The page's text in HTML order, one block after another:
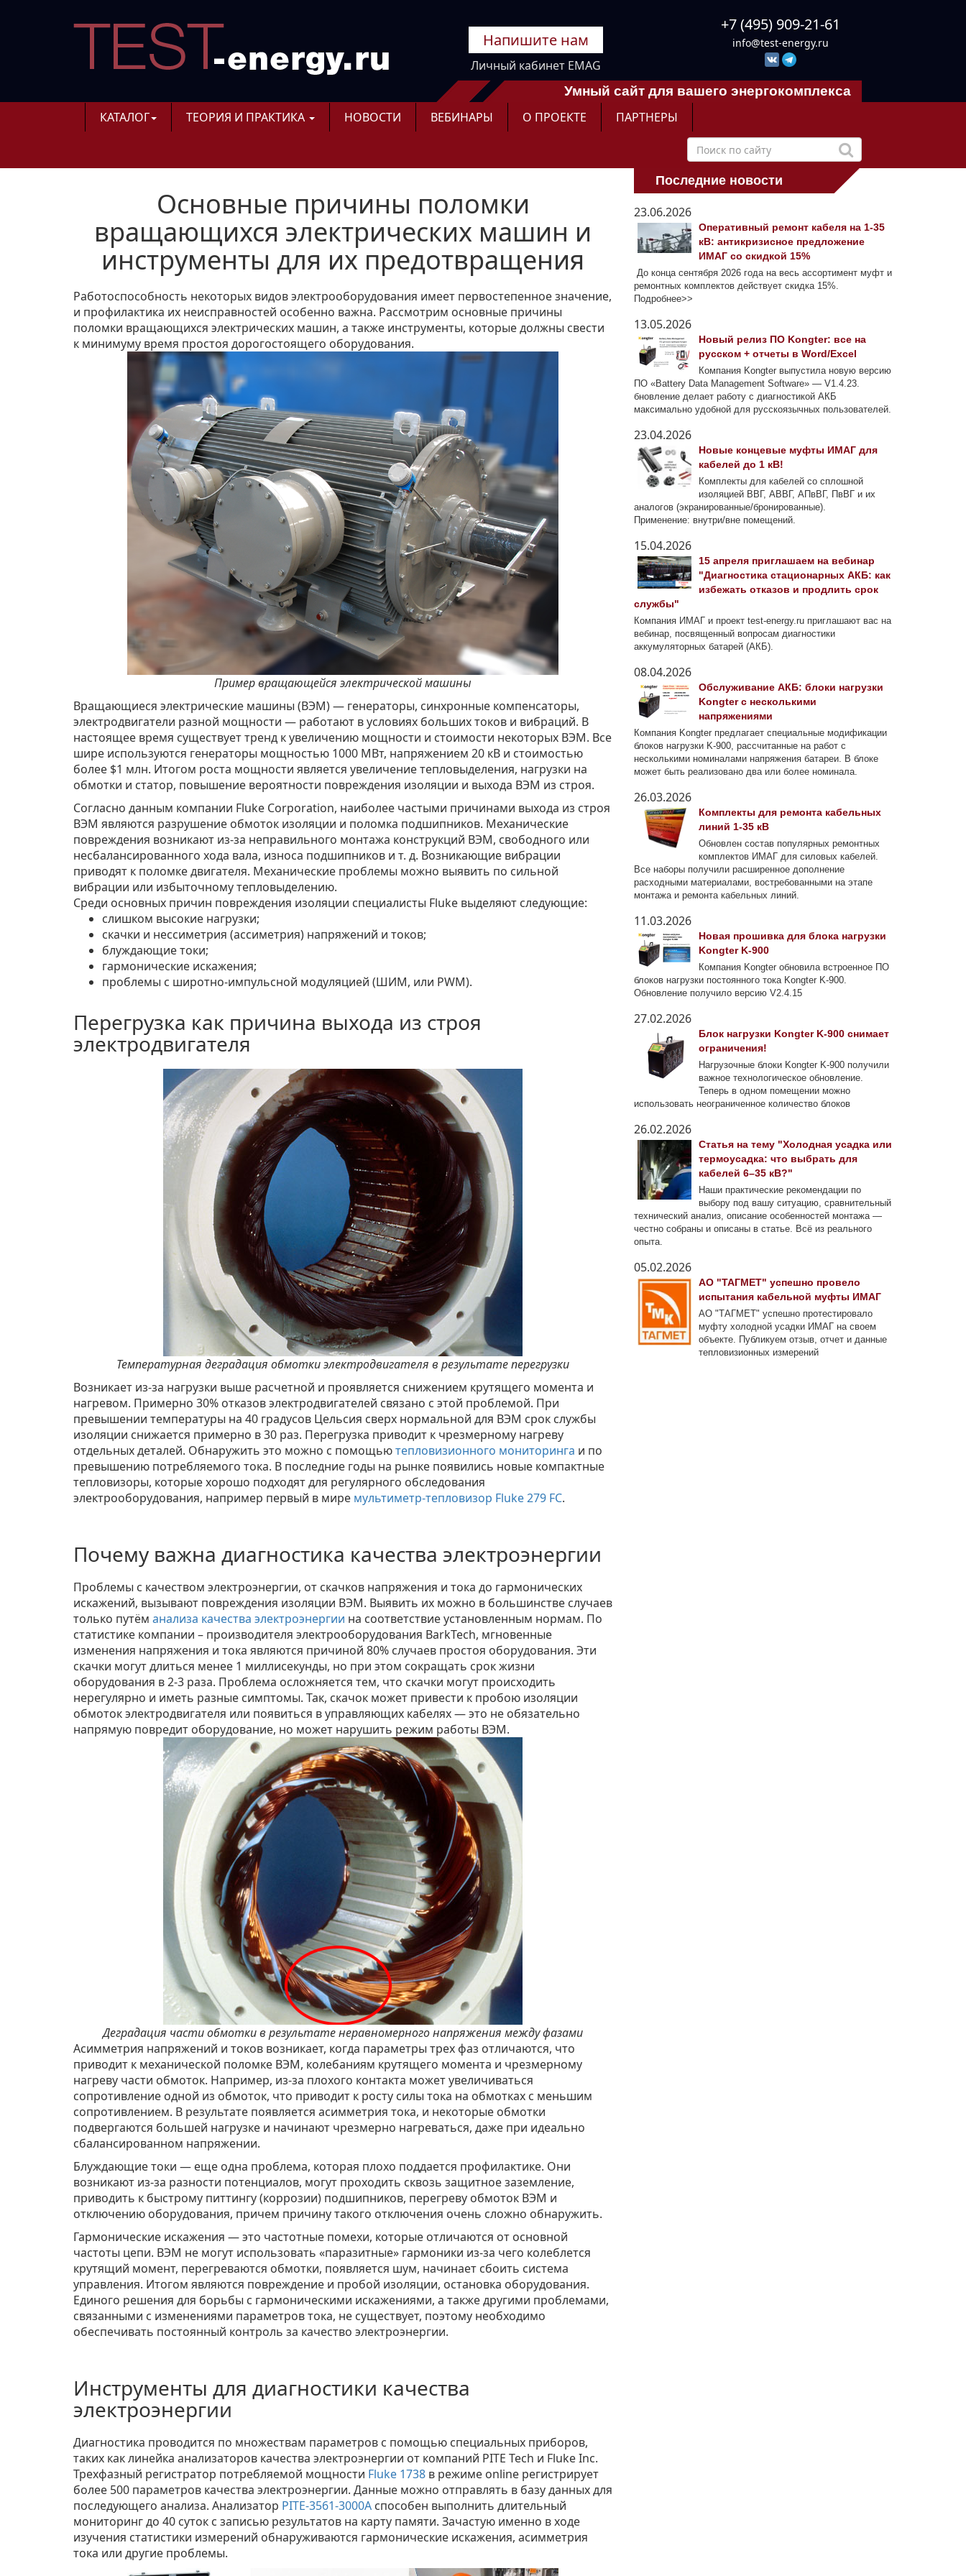
Напишите нам
Личный кабинет EMAG
+7 (495) 909-21-61
info@test-energy.ru
Умный сайт для вашего энергокомплекса
КАТАЛОГ ТЕОРИЯ И ПРАКТИКА НОВОСТИ ВЕБИНАРЫ О ПРОЕКТЕ ПАРТНЕРЫ
Основные причины поломки
вращающихся электрических машин и
инструменты для их предотвращения
Работоспособность некоторых видов электрооборудования имеет первостепенное значение,
и профилактика их неисправностей особенно важна. Рассмотрим основные причины
поломки вращающихся электрических машин, а также инструменты, которые должны свести
к минимуму время простоя дорогостоящего оборудования.
Пример вращающейся электрической машины
Вращающиеся электрические машины (ВЭМ) — генераторы, синхронные компенсаторы,
электродвигатели разной мощности — работают в условиях больших токов и вибраций. В
настоящее время существует тренд к увеличению мощности и стоимости некоторых ВЭМ. Все
шире используются генераторы мощностью 1000 МВт, напряжением 20 кВ и стоимостью
более $1 млн. Итогом роста мощности является увеличение тепловыделения, нагрузки на
обмотки и статор, повышение вероятности повреждения изоляции и выхода ВЭМ из строя.
Согласно данным компании Fluke Corporation, наиболее частыми причинами выхода из строя
ВЭМ являются разрушение обмоток изоляции и поломка подшипников. Механические
повреждения возникают из-за неправильного монтажа конструкций ВЭМ, свободного или
несбалансированного хода вала, износа подшипников и т. д. Возникающие вибрации
приводят к поломке двигателя. Механические проблемы можно выявить по сильной
вибрации или избыточному тепловыделению.
Среди основных причин повреждения изоляции специалисты Fluke выделяют следующие:
слишком высокие нагрузки;
скачки и нессиметрия (ассиметрия) напряжений и токов;
блуждающие токи;
гармонические искажения;
проблемы с широтно-импульсной модуляцией (ШИМ, или PWM).
Перегрузка как причина выхода из строя
электродвигателя
Температурная деградация обмотки электродвигателя в результате перегрузки
Возникает из-за нагрузки выше расчетной и проявляется снижением крутящего момента и
нагревом. Примерно 30% отказов электродвигателей связано с этой проблемой. При
превышении температуры на 40 градусов Цельсия сверх нормальной для ВЭМ срок службы
изоляции снижается примерно в 30 раз. Перегрузка приводит к чрезмерному нагреву
отдельных деталей. Обнаружить это можно с помощьютепловизионного мониторинга и по
превышению потребляемого тока. В последние годы на рынке появились новые компактные
тепловизоры, которые хорошо подходят для регулярного обследования
электрооборудования, например первый в мире мультиметр-тепловизор Fluke 279 FC.
Почему важна диагностика качества электроэнергии
Проблемы с качеством электроэнергии, от скачков напряжения и тока до гармонических
искажений, вызывают повреждения изоляции ВЭМ. Выявить их можно в большинстве случаев
только путём анализа качества электроэнергии на соответствие установленным нормам. По
статистике компании – производителя электрооборудования BarkTech, мгновенные
изменения напряжения и тока являются причиной 80% случаев простоя оборудования. Эти
скачки могут длиться менее 1 миллисекунды, но при этом сокращать срок жизни
оборудования в 2-3 раза. Проблема осложняется тем, что скачки могут происходить
нерегулярно и иметь разные симптомы. Так, скачок может привести к пробою изоляции
обмоток электродвигателя или появиться в управляющих кабелях — это не обязательно
напрямую повредит оборудование, но может нарушить режим работы ВЭМ.
Деградация части обмотки в результате неравномерного напряжения между фазами
Асимметрия напряжений и токов возникает, когда параметры трех фаз отличаются, что
приводит к механической поломке ВЭМ, колебаниям крутящего момента и чрезмерному
нагреву части обмоток. Например, из-за плохого контакта может увеличиваться
сопротивление одной из обмоток, что приводит к росту силы тока на обмотках с меньшим
сопротивлением. В результате появляется асимметрия тока, и некоторые обмотки
подвергаются большей нагрузке и начинают чрезмерно нагреваться, даже при идеально
сбалансированном напряжении.
Блуждающие токи — еще одна проблема, которая плохо поддается профилактике. Они
возникают из-за разности потенциалов, могут проходить сквозь защитное заземление,
приводить к быстрому питтингу (коррозии) подшипников, перегреву обмоток ВЭМ и
отключению оборудования, причем причину такого отключения очень сложно обнаружить.
Гармонические искажения — это частотные помехи, которые отличаются от основной
частоты цепи. ВЭМ не могут использовать «паразитные» гармоники из-за чего колеблется
крутящий момент, перегреваются обмотки, появляется шум, начинает сбоить система
управления. Итогом являются повреждение и пробой изоляции, остановка оборудования.
Единого решения для борьбы с гармоническими искажениями, а также другими проблемами,
связанными с изменениями параметров тока, не существует, поэтому необходимо
обеспечивать постоянный контроль за качество электроэнергии.
Инструменты для диагностики качества
электроэнергии
Диагностика проводится по множествам параметров с помощью специальных приборов,
таких как линейка анализаторов качества электроэнергии от компаний PITE Tech и Fluke Inc.
Трехфазный регистратор потребляемой мощности Fluke 1738 в режиме online регистрирует
более 500 параметров качества электроэнергии. Данные можно отправлять в базу данных для
последующего анализа. Анализатор PITE-3561-3000A способен выполнить длительный
мониторинг до 40 суток с записью результатов на карту памяти. Зачастую именно в ходе
изучения статистики измерений обнаруживаются гармонические искажения, асимметрия
тока или другие проблемы.
Последние новости
23.06.2026
Оперативный ремонт кабеля на 1-35
кВ: антикризисное предложение
ИМАГ со скидкой 15%
До конца сентября 2026 года на весь ассортимент муфт и
ремонтных комплектов действует скидка 15%.
Подробнее>>
13.05.2026
Новый релиз ПО Kongter: все на
русском + отчеты в Word/Excel
Компания Kongter выпустила новую версию
ПО «Battery Data Management Software» — V1.4.23.
бновление делает работу с диагностикой АКБ
максимально удобной для русскоязычных пользователей.
23.04.2026
Новые концевые муфты ИМАГ для
кабелей до 1 кВ!
Комплекты для кабелей со сплошной
изоляцией ВВГ, АВВГ, АПвВГ, ПвВГ и их
аналогов (экранированные/бронированные).
Применение: внутри/вне помещений.
15.04.2026
15 апреля приглашаем на вебинар
"Диагностика стационарных АКБ: как
избежать отказов и продлить срок
службы"
Компания ИМАГ и проект test-energy.ru приглашают вас на
вебинар, посвященный вопросам диагностики
аккумуляторных батарей (АКБ).
08.04.2026
Обслуживание АКБ: блоки нагрузки
Kongter с несколькими
напряжениями
Компания Kongter предлагает специальные модификации
блоков нагрузки K-900, рассчитанные на работ с
несколькими номиналами напряжения батареи. В блоке
может быть реализовано два или более номинала.
26.03.2026
Комплекты для ремонта кабельных
линий 1-35 кВ
Обновлен состав популярных ремонтных
комплектов ИМАГ для силовых кабелей.
Все наборы получили расширенное дополнение
расходными материалами, востребованными на этапе
монтажа и ремонта кабельных линий.
11.03.2026
Новая прошивка для блока нагрузки
Kongter K-900
Компания Kongter обновила встроенное ПО
блоков нагрузки постоянного тока Kongter K-900.
Обновление получило версию V2.4.15
27.02.2026
Блок нагрузки Kongter K-900 снимает
ограничения!
Нагрузочные блоки Kongter K-900 получили
важное технологическое обновление.
Теперь в одном помещении можно
использовать неограниченное количество блоков
26.02.2026
Статья на тему "Холодная усадка или
термоусадка: что выбрать для
кабелей 6–35 кВ?"
Наши практические рекомендации по
выбору под вашу ситуацию, сравнительный
технический анализ, описание особенностей монтажа —
честно собраны и описаны в статье. Всё из реального
опыта.
05.02.2026
АО "ТАГМЕТ" успешно провело
испытания кабельной муфты ИМАГ
АО "ТАГМЕТ" успешно протестировало
муфту холодной усадки ИМАГ на своем
объекте. Публикуем отзыв, отчет и данные
тепловизионных измерений